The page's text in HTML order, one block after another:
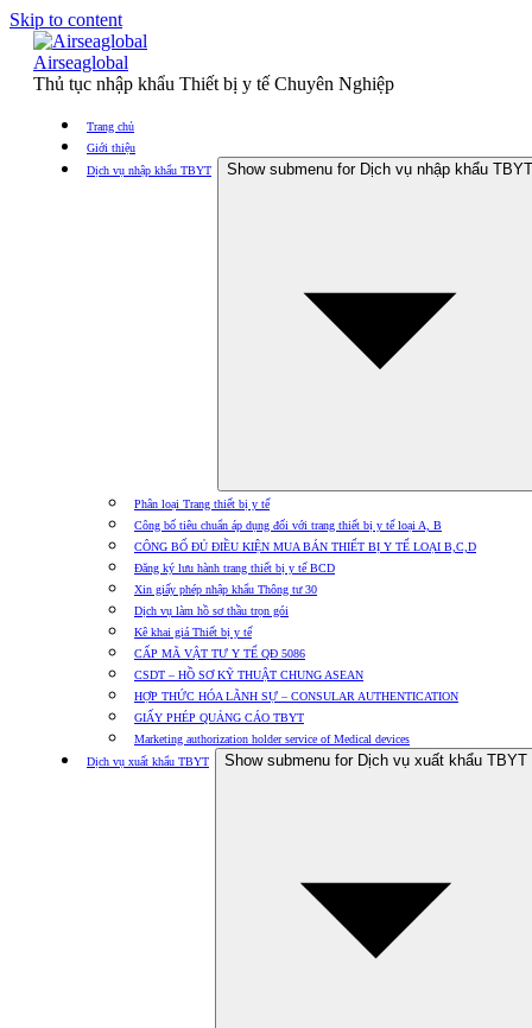
Skip to content
Airseaglobal
Thủ tục nhập khẩu Thiết bị y tế Chuyên Nghiệp
Trang chủ
Giới thiệu
Dịch vụ nhập khẩu TBYT
Show submenu for Dịch vụ nhập khẩu TBYT
Phân loại Trang thiết bị y tế
Công bố tiêu chuẩn áp dụng đối với trang thiết bị y tế loại A, B
CÔNG BỐ ĐỦ ĐIỀU KIỆN MUA BÁN THIẾT BỊ Y TẾ LOẠI B,C,D
Đăng ký lưu hành trang thiết bị y tế BCD
Xin giấy phép nhập khẩu Thông tư 30
Dịch vụ làm hồ sơ thầu trọn gói
Kê khai giá Thiết bị y tế
CẤP MÃ VẬT TƯ Y TẾ QĐ 5086
CSDT – HỒ SƠ KỸ THUẬT CHUNG ASEAN
HỢP THỨC HÓA LÃNH SỰ – CONSULAR AUTHENTICATION
GIẤY PHÉP QUẢNG CÁO TBYT
Marketing authorization holder service of Medical devices
Dịch vụ xuất khẩu TBYT
Show submenu for Dịch vụ xuất khẩu TBYT